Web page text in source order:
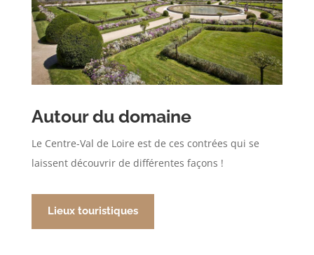
Autour du domaine
Le Centre-Val de Loire est de ces contrées qui se
laissent découvrir de différentes façons !
Lieux touristiques